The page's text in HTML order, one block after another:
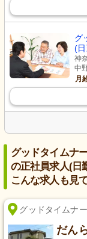
グ
(
神
中
月
グッドタイムナ
の正社員求人(日
こんな求人も見
グッドタイムナ
だん